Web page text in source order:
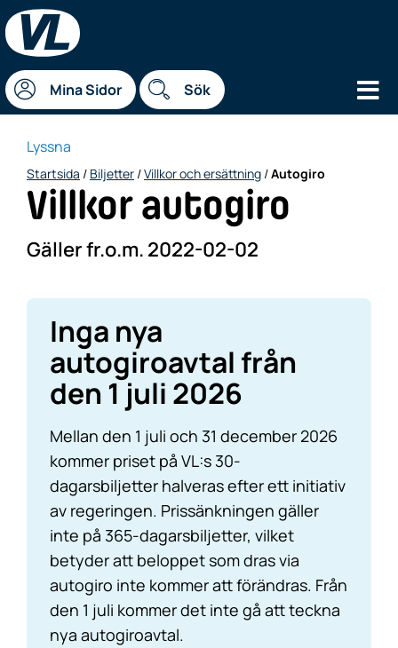
Mina Sidor Sök
Lyssna
Startsida / Biljetter /Villkor och ersättning /Autogiro
Villkor autogiro
Gäller fr.o.m. 2022-02-02
Inga nya
autogiroavtal från
den 1 juli 2026
Mellan den 1 juli och 31 december 2026
kommer priset på VL:s 30-
dagarsbiljetter halveras efter ett initiativ
av regeringen. Prissänkningen gäller
inte på 365-dagarsbiljetter, vilket
betyder att beloppet som dras via
autogiro inte kommer att förändras. Från
den 1 juli kommer det inte gå att teckna
nya autogiroavtal.